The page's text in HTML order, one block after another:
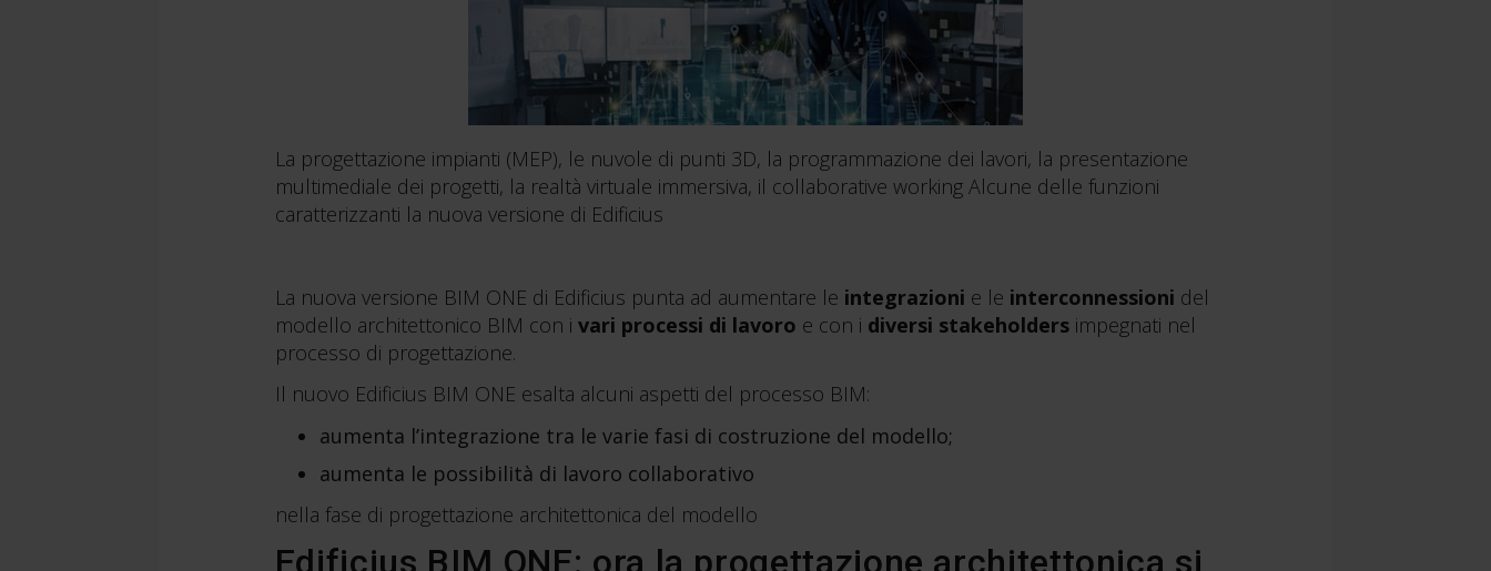
La progettazione impianti (MEP), le nuvole di punti 3D, la programmazione dei lavori, la presentazione
multimediale dei progetti, la realtà virtuale immersiva, il collaborative working Alcune delle funzioni
caratterizzanti la nuova versione di Edificius
La nuova versione BIM ONE di Edificius punta ad aumentare le integrazioni e le interconnessioni del
modello architettonico BIM con i vari processi di lavoro e con i diversi stakeholdersimpegnati nel
processo di progettazione.
Il nuovo Edificius BIM ONE esalta alcuni aspetti del processo BIM:
aumenta l’integrazione tra le varie fasi di costruzione del modello;
aumenta le possibilità di lavoro collaborativo
nella fase di progettazione architettonica del modello
Edificius BIM ONE: ora la progettazione architettonica si